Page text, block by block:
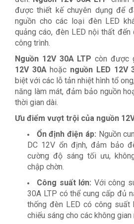
được thiết kế chuyên dụng để
nguồn cho các loại đèn LED
quảng cáo, đèn LED nội thất đến
công trình.
Nguồn 12V 30A LTP còn được
12V 30Ahoặc nguồn LED 12V
biệt với các lỗ tản nhiệt hình tổ
năng làm mát, đảm bảo nguồn
thời gian dài.
Ưu điểm vượt trội của nguồn
Ổn định điện áp: Nguồn
DC 12V ổn định, đảm bảo
cường độ sáng tối ưu,
chập chờn.
Công suất lớn: Với công
30A LTP có thể cung cấp đủ
thống đèn LED có công suất
chiếu sáng cho các không gian